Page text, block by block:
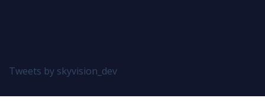
Tweets by skyvision_dev